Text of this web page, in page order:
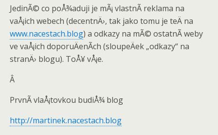
JedinÃ© co poÅ¾aduji je mÃ¡ vlastnÃ­ reklama na
vaÅ¡ich webech (decentnÄ›, tak jako tomu je teÄ na
www.nacestach.blog) a odkazy na mÃ© ostatnÃ­ weby
ve vaÅ¡ich doporuÄenÃ­ch (sloupeÄek „odkazy“ na
stranÄ› blogu). ToÅ¥ vÅ¡e.
Â
PrvnÃ­ vlaÅ¡tovkou budiÅ¾ blog
http://martinek.nacestach.blog